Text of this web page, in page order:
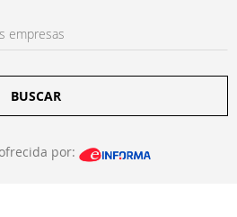
BUSCAR
por: